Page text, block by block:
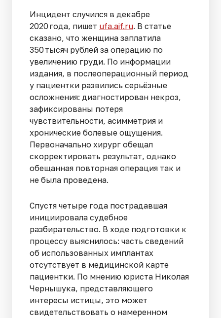
Инцидент случился в декабре
2020 года, пишет ufa.aif.ru. В статье
сказано, что женщина заплатила
350 тысяч рублей за операцию по
увеличению груди. По информации
издания, в послеоперационный период
у пациентки развились серьёзные
осложнения: диагностирован некроз,
зафиксированы потеря
чувствительности, асимметрия и
хронические болевые ощущения.
Первоначально хирург обещал
скорректировать результат, однако
обещанная повторная операция так и
не была проведена.
Спустя четыре года пострадавшая
инициировала судебное
разбирательство. В ходе подготовки к
процессу выяснилось: часть сведений
об использованных имплантах
отсутствует в медицинской карте
пациентки. По мнению юриста Николая
Чернышука, представляющего
интересы истицы, это может
свидетельствовать о намеренном